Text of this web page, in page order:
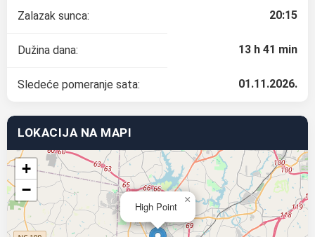
Zalazak sunca: 20:15
Dužina dana: 13 h 41 min
Sledeće pomeranje sata: 01.11.2026.
LOKACIJA NA MAPI
High Point
×
+
−